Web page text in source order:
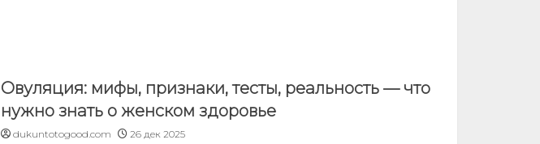
Овуляция: мифы, признаки, тесты, реальность — что
нужно знать о женском здоровье
dukuntotogood.com 26 дек 2025